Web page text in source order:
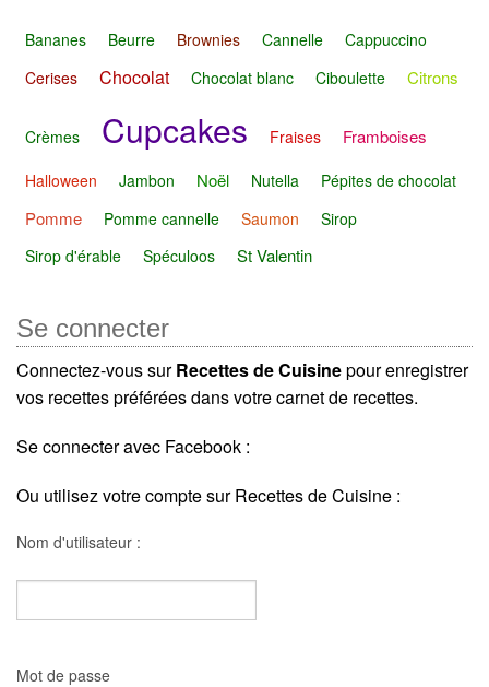
Bananes Beurre Brownies Cannelle
Cappuccino
Cerises
Chocolat Chocolat blanc Ciboulette Citrons
Crèmes Cupcakes Fraises Framboises
Halloween Jambon Noël Nutella Pépites de chocolat
Pomme Pomme cannelle Saumon
Sirop
Sirop d'érable
Spéculoos St Valentin
Se connecter
Connectez-vous surRecettes de Cuisinepour enregistrer
vos recettes préférées dans votre carnet de recettes.
Se connecter avec Facebook :
Ou utilisez votre compte sur Recettes de Cuisine :
Nom d'utilisateur :
Mot de passe